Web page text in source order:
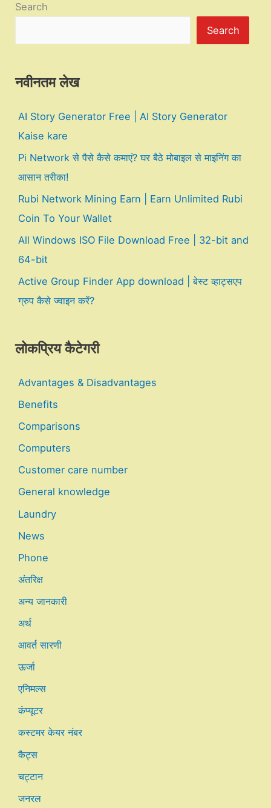
Search
Search
नवीनतम लेख
AI Story Generator Free | AI Story Generator
Kaise kare
Pi Network से पैसे कैसे कमाएं? घर बैठे मोबाइल से माइनिंग का
आसान तरीका!
Rubi Network Mining Earn | Earn Unlimited Rubi
Coin To Your Wallet
All Windows ISO File Download Free | 32-bit and
64-bit
Active Group Finder App download | बेस्ट व्हाट्सएप
ग्रुप कैसे ज्वाइन करें?
लोकप्रिय कैटेगरी
Advantages & Disadvantages
Benefits
Comparisons
Computers
Customer care number
General knowledge
Laundry
News
Phone
अंतरिक्ष
अन्य जानकारी
अर्थ
आवर्त सारणी
ऊर्जा
एनिमल्स
कंप्यूटर
कस्टमर केयर नंबर
कैट्स
चट्टान
जनरल